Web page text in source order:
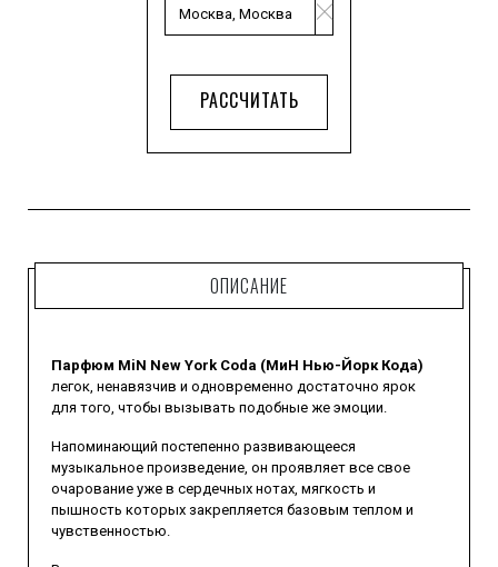
РАССЧИТАТЬ
ОПИСАНИЕ
Парфюм MiN New York Coda (МиН Нью-Йорк Кода)
легок, ненавязчив и одновременно достаточно ярок
для того, чтобы вызывать подобные же эмоции.
Напоминающий постепенно развивающееся
музыкальное произведение, он проявляет все свое
очарование уже в сердечных нотах, мягкость и
пышность которых закрепляется базовым теплом и
чувственностью.